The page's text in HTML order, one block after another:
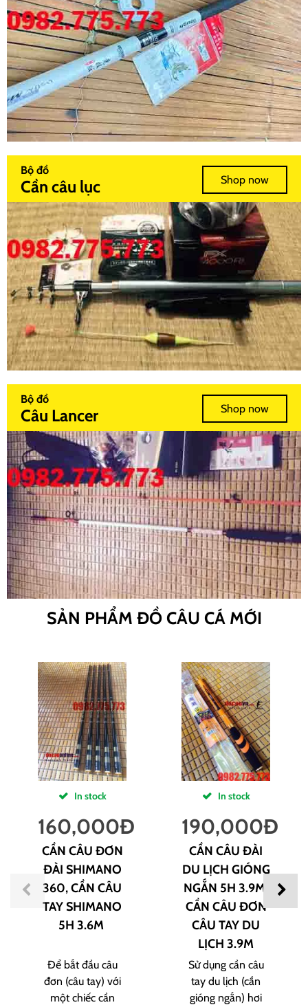
Bộ đồ
Cần câu lục Shop now
Bộ đồ
Câu Lancer Shop now
SẢN PHẨM ĐỒ CÂU CÁ MỚI
In stock
160,000Đ
CẦN CÂU ĐƠN
ĐÀI SHIMANO
360, CẦN CÂU
TAY SHIMANO
5H 3.6M
Để bắt đầu câu
đơn (câu tay) với
một chiếc cần
In stock
190,000Đ
CẦN CÂU ĐÀI
DU LỊCH GIÓNG
NGẮN 5H 3.9M,
CẦN CÂU ĐƠN
CÂU TAY DU
LỊCH 3.9M
Sử dụng cần câu
tay du lịch (cần
gióng ngắn) hơi